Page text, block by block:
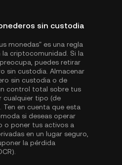
sin custodia
monedas" es una regla
criptocomunidad. Si la
puedes retirar
sin custodia. Almacenar
sin custodia o de
control total sobre tus
cualquier tipo (de
Ten en cuenta que esta
si deseas operar
o poner tus activos a
en un lugar seguro,
la pérdida